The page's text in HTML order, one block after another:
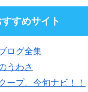
すすめサイト
ログ全集
うわさ
ープ、今旬ナビ！！